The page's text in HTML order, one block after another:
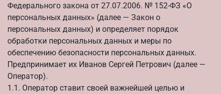
Федерального закона от 27.07.2006. № 152-ФЗ «О
персональных данных» (далее — Закон о
персональных данных) и определяет порядок
обработки персональных данных и меры по
обеспечению безопасности персональных данных.
Предпринимает их Иванов Сергей Петрович (далее —
Оператор).
1.1. Оператор ставит своей важнейшей целью и